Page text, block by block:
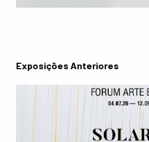
Exposições Anteriores